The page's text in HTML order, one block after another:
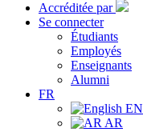
Accréditée par
Se connecter
Étudiants
Employés
Enseignants
Alumni
FR
EN
AR